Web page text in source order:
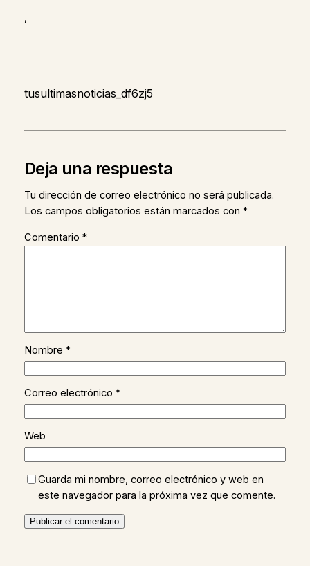
,
tusultimasnoticias_df6zj5
Deja una respuesta
Tu dirección de correo electrónico no será publicada.
Los campos obligatorios están marcados con *
Comentario *
Nombre *
Correo electrónico *
Web
Guarda mi nombre, correo electrónico y web en
este navegador para la próxima vez que comente.